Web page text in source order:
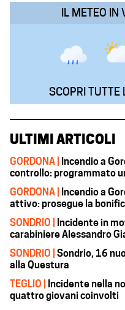
IL METEO IN
SCOPRI TUTTE
ULTIMI ARTICOLI
GORDONA | Incendio a
controllo: programmato
GORDONA | Incendio a
attivo: prosegue la
SONDRIO | Incidente in
carabiniere Alessandro
SONDRIO | Sondrio, 16
alla Questura
TEGLIO | Incidente nella
quattro giovani coinvolti